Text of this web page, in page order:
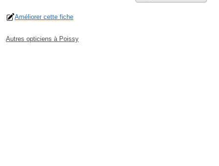
Améliorer cette fiche
Autres opticiens à Poissy